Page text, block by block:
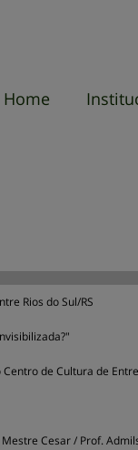
Home
Rios do Sul/RS
de Cultura de
Cesar / Prof.